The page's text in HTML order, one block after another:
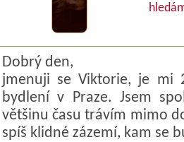
Dobrý den,
jmenuji se Viktorie, je mi
bydlení v Praze. Jsem
většinu času trávím mimo
spíš klidné zázemí, kam se